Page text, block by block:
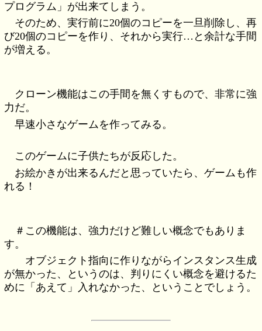
プログラム」が出来てしまう。
そのため、実行前に20個のコピーを一旦削除し、再
び20個のコピーを作り、それから実行…と余計な手間
が増える。
クローン機能はこの手間を無くすもので、非常に強
力だ。
早速小さなゲームを作ってみる。
このゲームに子供たちが反応した。
お絵かきが出来るんだと思っていたら、ゲームも作
れる！
＃この機能は、強力だけど難しい概念でもありま
す。
オブジェクト指向に作りながらインスタンス生成
が無かった、というのは、判りにくい概念を避けるた
めに「あえて」入れなかった、ということでしょう。